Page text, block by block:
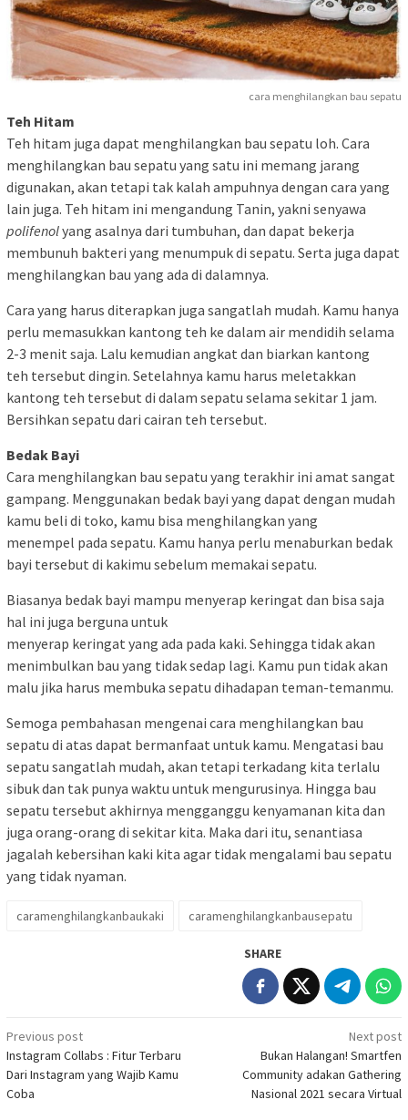
cara menghilangkan bau sepatu
Teh Hitam
Teh hitam juga dapat menghilangkan bau sepatu loh. Cara
menghilangkan bau sepatu yang satu ini memang jarang
digunakan, akan tetapi tak kalah ampuhnya dengan cara yang
lain juga. Teh hitam ini mengandung Tanin, yakni senyawa
polifenolyang asalnya dari tumbuhan, dan dapat bekerja
membunuh bakteri yang menumpuk di sepatu. Serta juga dapat
menghilangkan bau yang ada di dalamnya.
Cara yang harus diterapkan juga sangatlah mudah. Kamu hanya
perlu memasukkan kantong teh ke dalam air mendidih selama
2-3 menit saja. Lalu kemudian angkat dan biarkan kantong
teh tersebut dingin. Setelahnya kamu harus meletakkan
kantong teh tersebut di dalam sepatu selama sekitar 1 jam.
Bersihkan sepatu dari cairan teh tersebut.
Bedak Bayi
Cara menghilangkan bau sepatu yang terakhir ini amat sangat
gampang. Menggunakan bedak bayi yang dapat dengan mudah
kamu beli di toko, kamu bisa menghilangkan yang
menempel pada sepatu. Kamu hanya perlu menaburkan bedak
bayi tersebut di kakimu sebelum memakai sepatu.
Biasanya bedak bayi mampu menyerap keringat dan bisa saja
hal ini juga berguna untuk
menyerap keringat yang ada pada kaki. Sehingga tidak akan
menimbulkan bau yang tidak sedap lagi. Kamu pun tidak akan
malu jika harus membuka sepatu dihadapan teman-temanmu.
Semoga pembahasan mengenai cara menghilangkan bau
sepatu di atas dapat bermanfaat untuk kamu. Mengatasi bau
sepatu sangatlah mudah, akan tetapi terkadang kita terlalu
sibuk dan tak punya waktu untuk mengurusinya. Hingga bau
sepatu tersebut akhirnya mengganggu kenyamanan kita dan
juga orang-orang di sekitar kita. Maka dari itu, senantiasa
jagalah kebersihan kaki kita agar tidak mengalami bau sepatu
yang tidak nyaman.
caramenghilangkanbaukaki caramenghilangkanbausepatu
SHARE
Post
navigation
Previous post
Instagram Collabs : Fitur Terbaru
Dari Instagram yang Wajib Kamu
Coba
Next post
Bukan Halangan! Smartfen
Community adakan Gathering
Nasional 2021 secara Virtual